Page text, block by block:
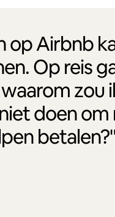
op Airbnb
Op reis
zou
doen
betalen?"